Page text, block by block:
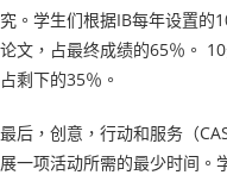
究。学生们根据IB每年设置的
论文，占最终成绩的65％。
占剩下的35％。
最后，创意，行动和服务（
展一项活动所需的最少时间。